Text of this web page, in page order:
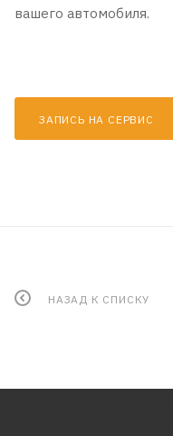
вашего автомобиля.
ЗАПИСЬ НА СЕРВИС
НАЗАД К СПИСКУ